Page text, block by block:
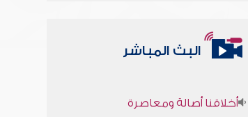
البث المباشر